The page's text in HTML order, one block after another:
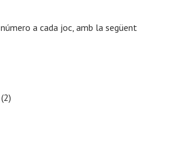
número a cada joc, amb la següent